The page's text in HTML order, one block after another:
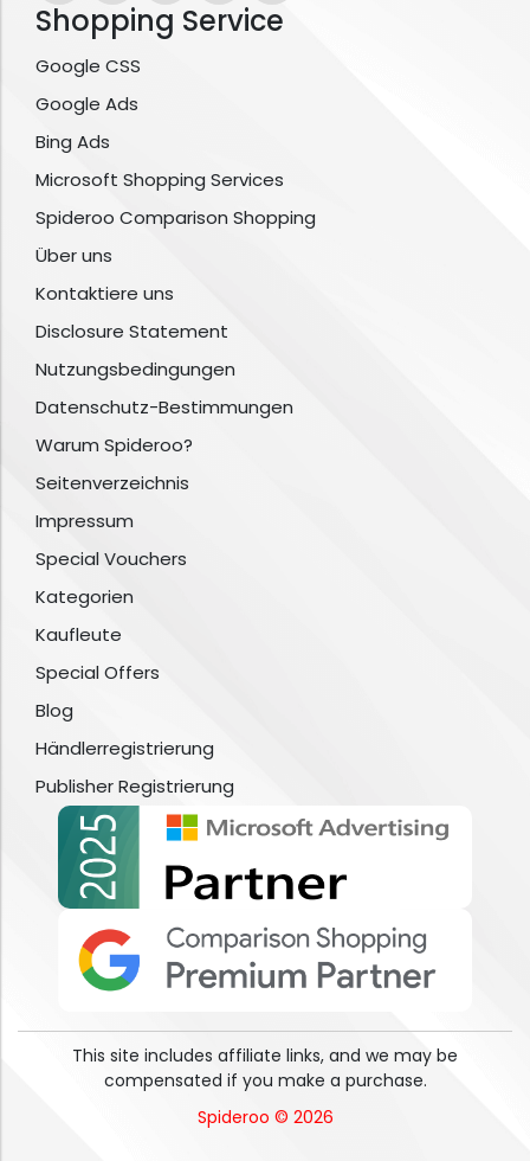
Shopping Service
Google CSS
Google Ads
Bing Ads
Microsoft Shopping Services
Spideroo Comparison Shopping
Über uns
Kontaktiere uns
Disclosure Statement
Nutzungsbedingungen
Datenschutz-Bestimmungen
Warum Spideroo?
Seitenverzeichnis
Impressum
Special Vouchers
Kategorien
Kaufleute
Special Offers
Blog
Händlerregistrierung
Publisher Registrierung
This site includes affiliate links, and we may be
compensated if you make a purchase.
Spideroo © 2026